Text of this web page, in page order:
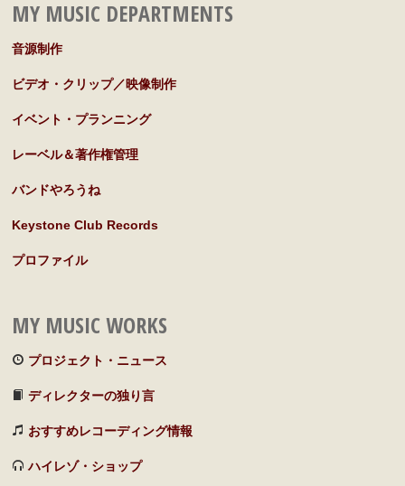
MY MUSIC DEPARTMENTS
音源制作
ビデオ・クリップ／映像制作
イベント・プランニング
レーベル＆著作権管理
バンドやろうね
Keystone Club Records
プロファイル
MY MUSIC WORKS
プロジェクト・ニュース
ディレクターの独り言
おすすめレコーディング情報
ハイレゾ・ショップ